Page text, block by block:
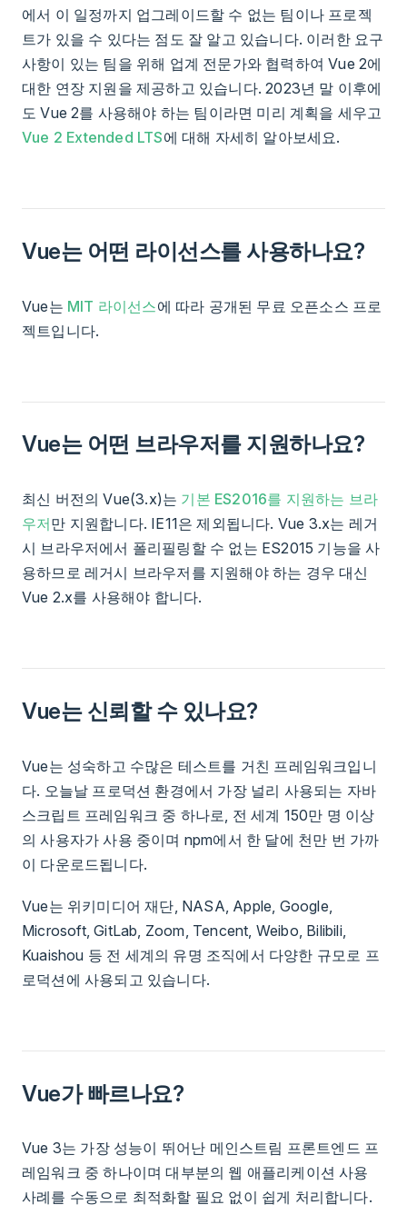
에서 이 일정까지 업그레이드할 수 없는 팀이나 프로젝
트가 있을 수 있다는 점도 잘 알고 있습니다. 이러한 요구
사항이 있는 팀을 위해 업계 전문가와 협력하여 Vue 2에
대한 연장 지원을 제공하고 있습니다. 2023년 말 이후에
도 Vue 2를 사용해야 하는 팀이라면 미리 계획을 세우고
Vue 2 Extended LTS에 대해 자세히 알아보세요.
Vue는 어떤 라이선스를 사용하나요?
Vue는 MIT 라이선스에 따라 공개된 무료 오픈소스 프로
젝트입니다.
Vue는 어떤 브라우저를 지원하나요?
최신 버전의 Vue(3.x)는 기본 ES2016를 지원하는 브라
우저만 지원합니다. IE11은 제외됩니다. Vue 3.x는 레거
시 브라우저에서 폴리필링할 수 없는 ES2015 기능을 사
용하므로 레거시 브라우저를 지원해야 하는 경우 대신
Vue 2.x를 사용해야 합니다.
Vue는 신뢰할 수 있나요?
Vue는 성숙하고 수많은 테스트를 거친 프레임워크입니
다. 오늘날 프로덕션 환경에서 가장 널리 사용되는 자바
스크립트 프레임워크 중 하나로, 전 세계 150만 명 이상
의 사용자가 사용 중이며 npm에서 한 달에 천만 번 가까
이 다운로드됩니다.
Vue는 위키미디어 재단, NASA, Apple, Google,
Microsoft, GitLab, Zoom, Tencent, Weibo, Bilibili,
Kuaishou 등 전 세계의 유명 조직에서 다양한 규모로 프
로덕션에 사용되고 있습니다.
Vue가 빠르나요?
Vue 3는 가장 성능이 뛰어난 메인스트림 프론트엔드 프
레임워크 중 하나이며 대부분의 웹 애플리케이션 사용
사례를 수동으로 최적화할 필요 없이 쉽게 처리합니다.